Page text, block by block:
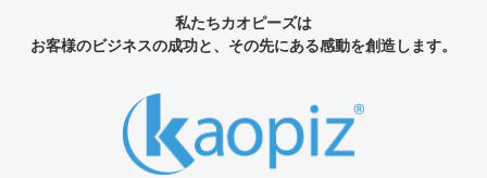
私たちカオピーズは
お客様のビジネスの成功と、その先にある感動を創造します。